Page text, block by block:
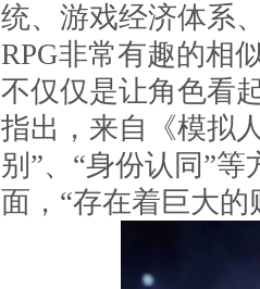
统、游戏经济体系
RPG非常有趣的相
不仅仅是让角色看
指出，来自《模拟
别”、“身份认同”
面，“存在着巨大的